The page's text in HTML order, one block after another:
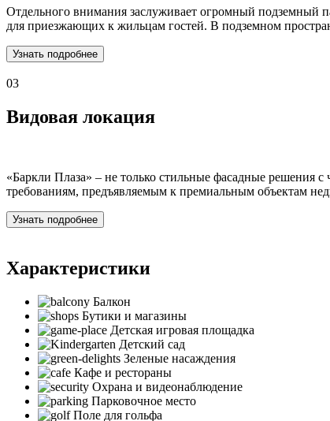
Отдельного внимания заслуживает огромный подземный
для приезжающих к жильцам гостей. В подземном
Узнать подробнее
03
Видовая локация
«Баркли Плаза» – не только стильные фасадные решения
требованиям, предъявляемым к премиальным объектам
Узнать подробнее
Характеристики
Балкон
Бутики и магазины
Детская игровая площадка
Детский сад
Зеленые насаждения
Кафе и рестораны
Охрана и видеонаблюдение
Парковочное место
Поле для гольфа